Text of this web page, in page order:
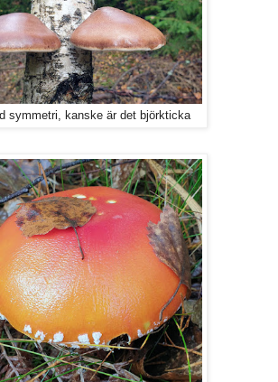
symmetri, kanske är det björkticka